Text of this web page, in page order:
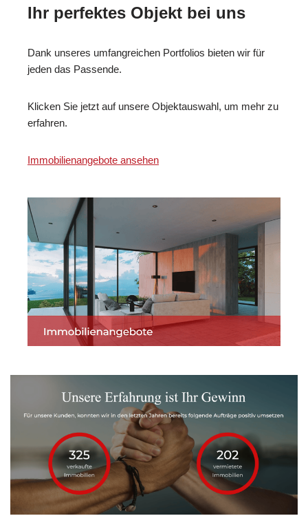
Ihr perfektes Objekt bei uns
Dank unseres umfangreichen Portfolios bieten wir für
jeden das Passende.
Klicken Sie jetzt auf unsere Objektauswahl, um mehr zu
erfahren.
Immobilienangebote ansehen